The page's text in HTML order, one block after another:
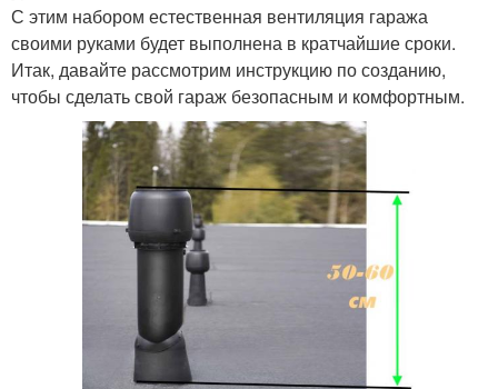
С этим набором естественная вентиляция гаража
своими руками будет выполнена в кратчайшие сроки.
Итак, давайте рассмотрим инструкцию по созданию,
чтобы сделать свой гараж безопасным и комфортным.